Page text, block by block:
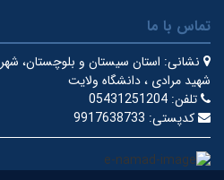
تماس با ما
نشانی:
شهید مرادی ، دانشگاه ولایت
تلفن: 05431251204
کدپستی: 9917638733